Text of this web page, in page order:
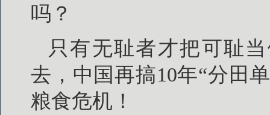
吗？
只有无耻者才把可耻
去，中国再搞10年“分田
粮食危机！